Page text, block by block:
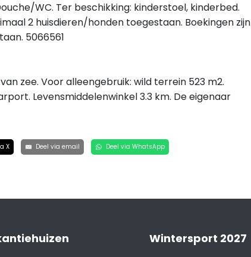
WC. Ter beschikking: kinderstoel, kinderbed.
2 huisdieren/honden toegestaan. Boekingen zijn
5066561
zee. Voor alleengebruik: wild terrein 523 m2.
Levensmiddelenwinkel 3.3 km. De eigenaar
X Deel via email Deel via WhatsApp
Wintersport 2027